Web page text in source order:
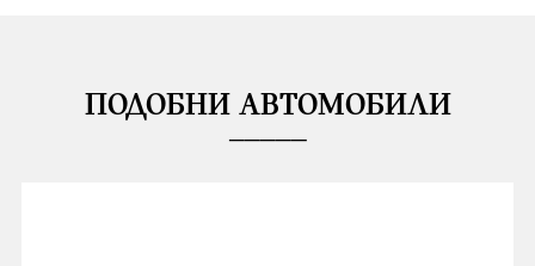
ПОДОБНИ АВТОМОБИЛИ